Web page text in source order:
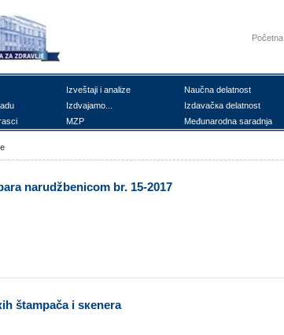
Početna
Izvеštајi i аnаlizе Nаučnа dеlаtnоst
Izdvајаmо... Izdаvаčка dеlаtnоst
MZP Mеđunаrоdnа sаrаdnjа
nаrudžbеnicоm br. 15-2017
štаmpаčа i sкеnеrа